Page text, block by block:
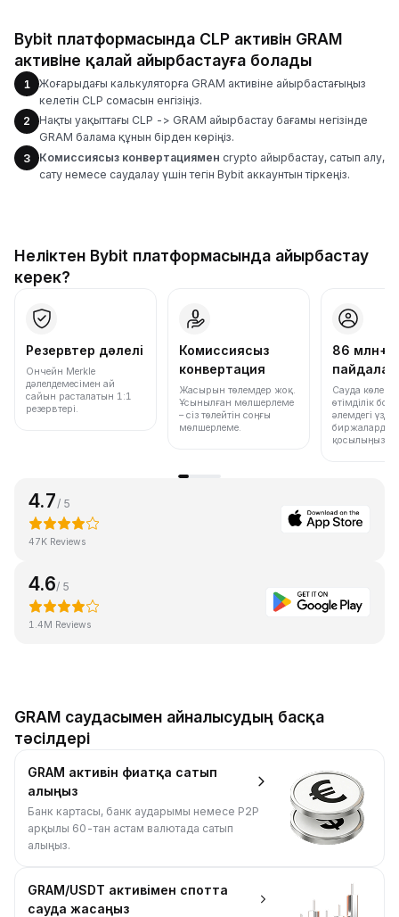
Bybit платформасында CLP активін GRAM
активіне қалай айырбастауға болады
1
Жоғарыдағы калькуляторға GRAM активіне айырбастағыңыз
келетін CLP сомасын енгізіңіз.
2
Нақты уақыттағы CLP -> GRAM айырбастау бағамы негізінде
GRAM балама құнын бірден көріңіз.
3
Комиссиясыз конвертациямен crypto айырбастау, сатып алу,
сату немесе саудалау үшін тегін Bybit аккаунтын тіркеңіз.
Неліктен Bybit платформасында айырбастау
керек?
Резервтер дәлелі
Ончейн Merkle
дәлелдемесімен ай
сайын расталатын 1:1
резервтері.
Комиссиясыз
конвертация
Жасырын төлемдер жоқ.
Ұсынылған мөлшерлеме
– сіз төлейтін соңғы
мөлшерлеме.
86 млн+
Сауда көлемі
өтімділік
әлемдегі үздік
биржалардың
қосылыңыз.
4.7 / 5
47K Reviews
4.6/ 5
1.4M Reviews
GRAM саудасымен айналысудың басқа
тәсілдері
GRAM активін фиатқа сатып
алыңыз
Банк картасы, банк аударымы немесе P2P
арқылы 60-тан астам валютада сатып
алыңыз.
GRAM/USDT активімен спотта
сауда жасаңыз